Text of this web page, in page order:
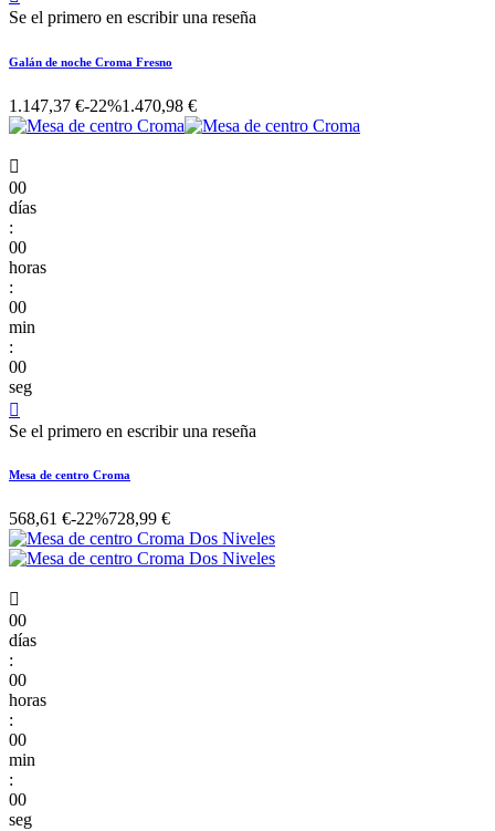
Se el primero en escribir una reseña
Galán de noche Croma Fresno
1.147,37 €-22%1.470,98 €

00
días
:
00
horas
:
00
min
:
00
seg

Se el primero en escribir una reseña
Mesa de centro Croma
568,61 €-22%728,99 €

00
días
:
00
horas
:
00
min
:
00
seg